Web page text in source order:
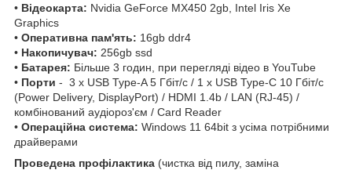
• Відеокарта: Nvidia GeForce MX450 2gb, Intel Iris Xe
Graphics
• Оперативна пам'ять: 16gb ddr4
• Накопичувач: 256gb ssd
• Батарея: Більше 3 годин, при перегляді відео в YouTube
• Порти - 3 x USB Type-A 5 Гбіт/с / 1 x USB Type-C 10 Гбіт/с
(Power Delivery, DisplayPort) / HDMI 1.4b / LAN (RJ-45) /
комбінований аудіороз'єм / Card Reader
• Операційна система: Windows 11 64bit з усіма потрібними
драйверами
Проведена профілактика (чистка від пилу, заміна